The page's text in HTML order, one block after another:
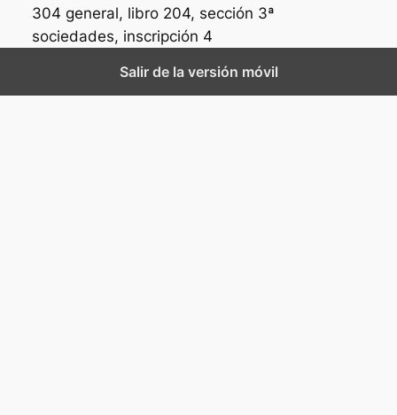
304 general, libro 204, sección 3ª
sociedades, inscripción 4
Salir de la versión móvil